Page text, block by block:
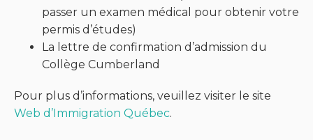
passer un examen médical pour obtenir votre
permis d’études)
La lettre de confirmation d’admission du
Collège Cumberland
Pour plus d’informations, veuillez visiter le site
Web d’Immigration Québec.